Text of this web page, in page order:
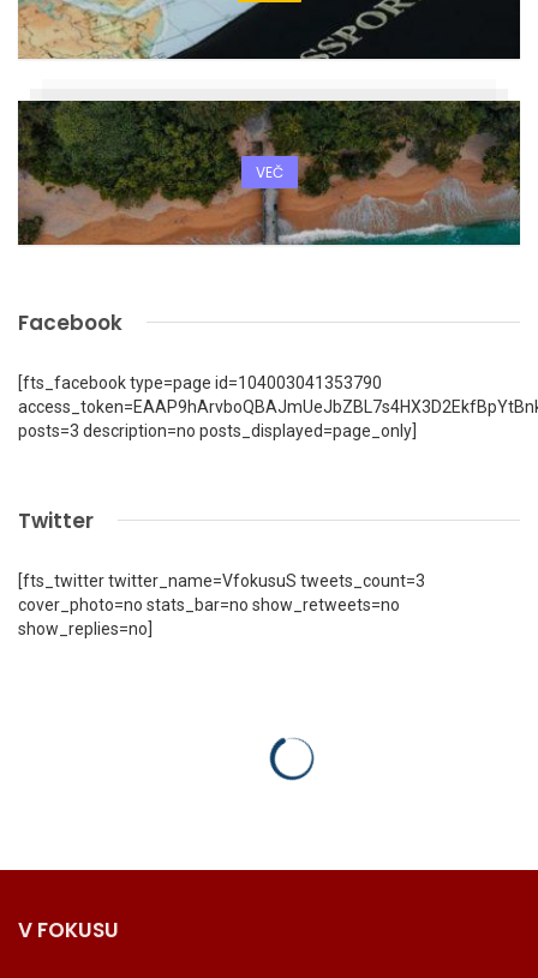
VEČ
Facebook
[fts_facebook type=page id=104003041353790
posts=3 description=no posts_displayed=page_only]
Twitter
[fts_twitter twitter_name=VfokusuS tweets_count=3
cover_photo=no stats_bar=no show_retweets=no
show_replies=no]
V FOKUSU